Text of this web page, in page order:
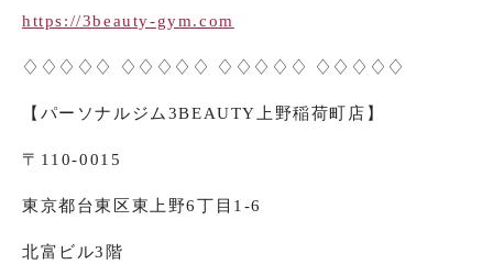
https://3beauty-gym.com
♢♢♢♢♢ ♢♢♢♢♢ ♢♢♢♢♢ ♢♢♢♢♢
【パーソナルジム 3BEAUTY 上野稲荷町店】
〒 110-0015
東京都台東区東上野6丁目1-6
北富ビル3階